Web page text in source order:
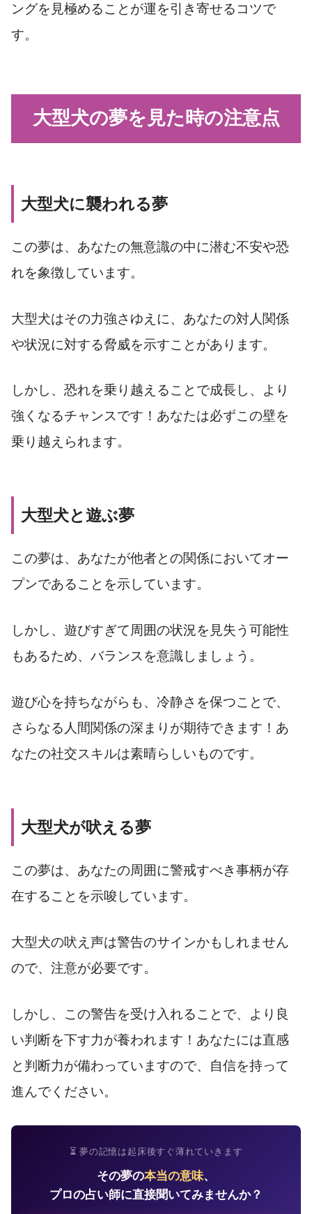
ングを見極めることが運を引き寄せるコツで
す。
大型犬の夢を見た時の注意点
大型犬に襲われる夢
この夢は、あなたの無意識の中に潜む不安や恐
れを象徴しています。
大型犬はその力強さゆえに、あなたの対人関係
や状況に対する脅威を示すことがあります。
しかし、恐れを乗り越えることで成長し、より
強くなるチャンスです！あなたは必ずこの壁を
乗り越えられます。
大型犬と遊ぶ夢
この夢は、あなたが他者との関係においてオー
プンであることを示しています。
しかし、遊びすぎて周囲の状況を見失う可能性
もあるため、バランスを意識しましょう。
遊び心を持ちながらも、冷静さを保つことで、
さらなる人間関係の深まりが期待できます！あ
なたの社交スキルは素晴らしいものです。
大型犬が吠える夢
この夢は、あなたの周囲に警戒すべき事柄が存
在することを示唆しています。
大型犬の吠え声は警告のサインかもしれません
ので、注意が必要です。
しかし、この警告を受け入れることで、より良
い判断を下す力が養われます！あなたには直感
と判断力が備わっていますので、自信を持って
進んでください。
⏳ 夢の記憶は起床後すぐ薄れていきます
その夢の本当の意味、
プロの占い師に直接聞いてみませんか？